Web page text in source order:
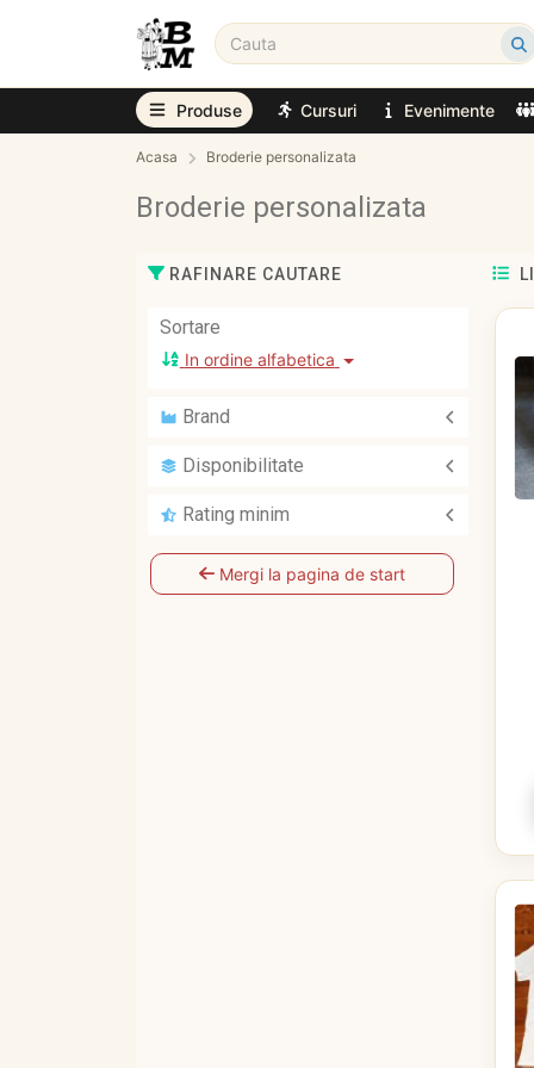
Produse Cursuri Evenimente
Acasa Broderie personalizata
Broderie personalizata
RAFINARE CAUTARE
Sortare
In ordine alfabetica
Brand
Disponibilitate
Rating minim
Mergi la pagina de start